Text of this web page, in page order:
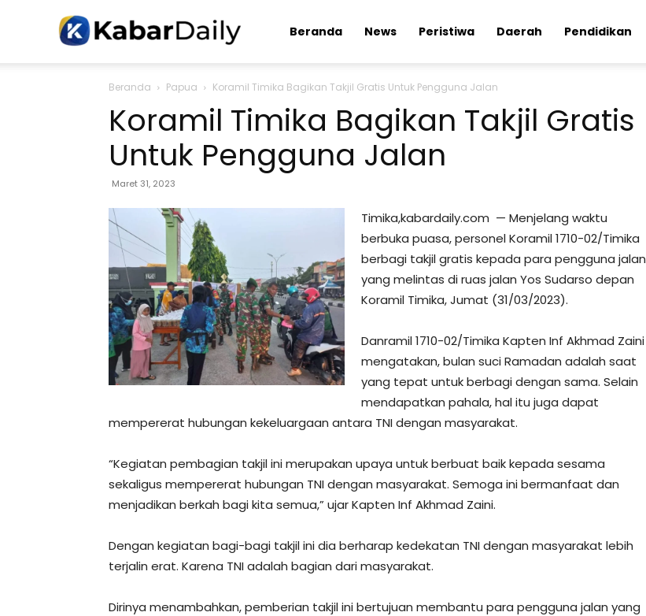
Kabardaily.com
Beranda News Peristiwa Daerah Pendidikan
Beranda Papua Koramil Timika Bagikan Takjil Gratis Untuk Pengguna Jalan
Koramil Timika Bagikan Takjil Gratis
Untuk Pengguna Jalan
Maret 31, 2023
Timika,kabardaily.com — Menjelang waktu
berbuka puasa, personel Koramil 1710-02/Timika
berbagi takjil gratis kepada para pengguna jalan
yang melintas di ruas jalan Yos Sudarso depan
Koramil Timika, Jumat (31/03/2023).
Danramil 1710-02/Timika Kapten Inf Akhmad Zaini
mengatakan, bulan suci Ramadan adalah saat
yang tepat untuk berbagi dengan sama. Selain
mendapatkan pahala, hal itu juga dapat
mempererat hubungan kekeluargaan antara TNI dengan masyarakat.
“Kegiatan pembagian takjil ini merupakan upaya untuk berbuat baik kepada sesama
sekaligus mempererat hubungan TNI dengan masyarakat. Semoga ini bermanfaat dan
menjadikan berkah bagi kita semua,” ujar Kapten Inf Akhmad Zaini.
Dengan kegiatan bagi-bagi takjil ini dia berharap kedekatan TNI dengan masyarakat lebih
terjalin erat. Karena TNI adalah bagian dari masyarakat.
Dirinya menambahkan, pemberian takjil ini bertujuan membantu para pengguna jalan yang